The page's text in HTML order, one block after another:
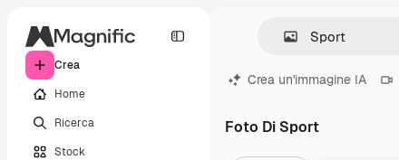
Crea
Home
Ricerca
Stock
Crea un'immagine IA
Foto Di Sport